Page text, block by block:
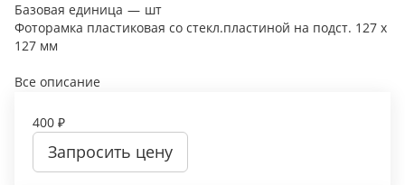
Базовая единица — шт
Фоторамка пластиковая со стекл.пластиной на подст. 127 х
127 мм
Все описание
400 ₽
Запросить цену